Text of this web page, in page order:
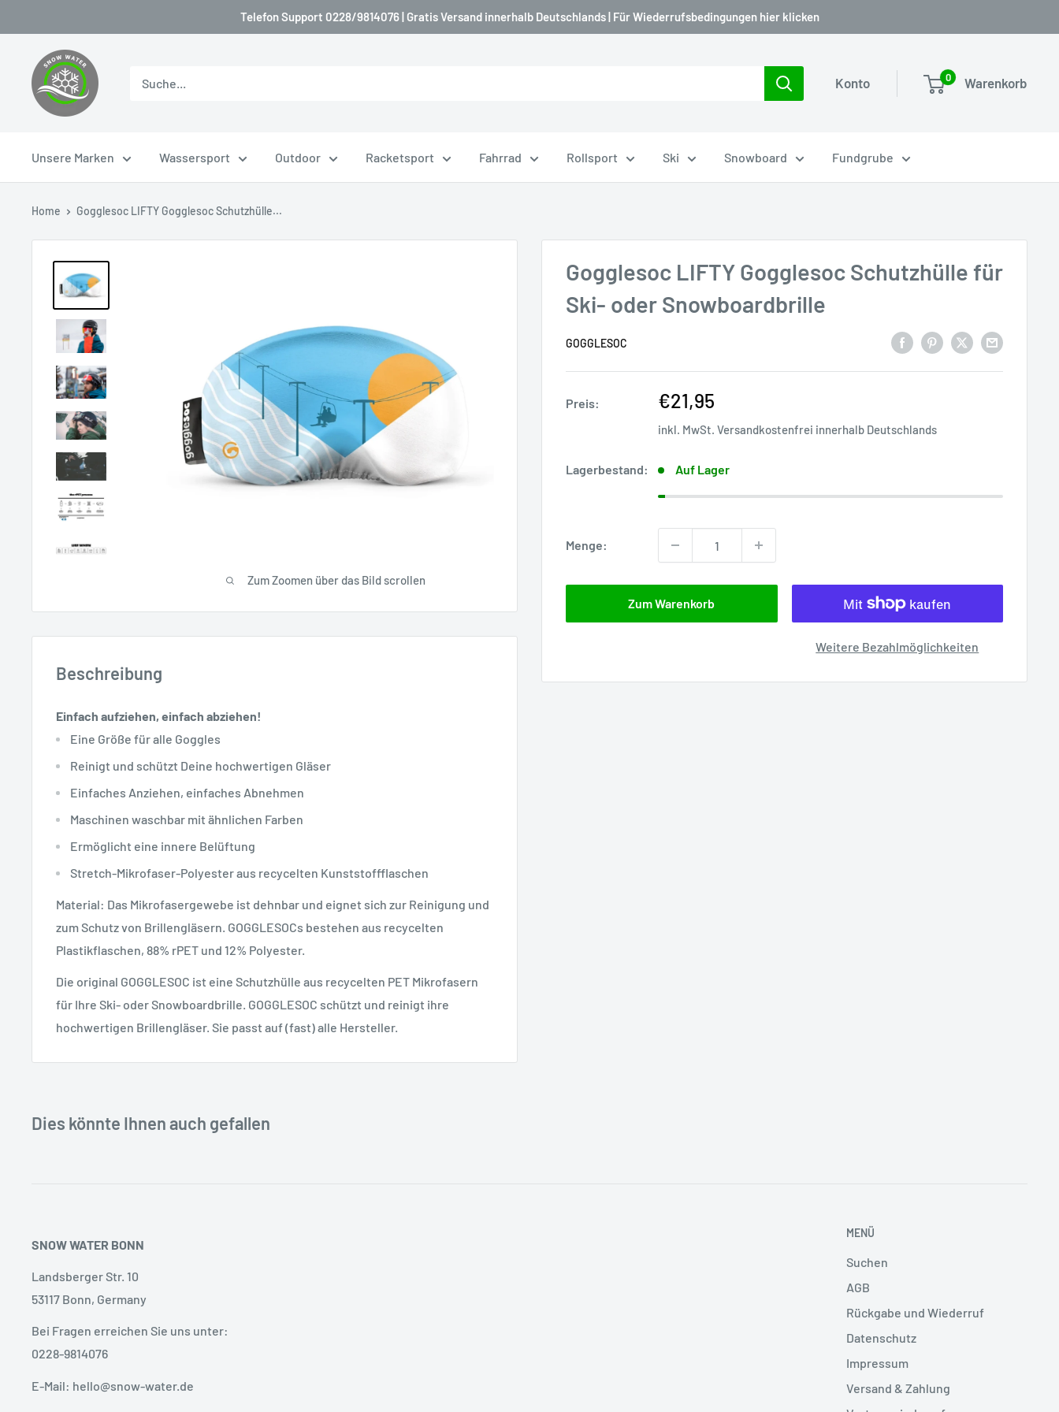
zum
Telefon Support 0228/9814076 | Gratis Versand innerhalb Deutschlands | Für Wiederrufsbedingungen hier klicken
snow-
water
Konto 0 Warenkorb
Unsere Marken Wassersport Outdoor Racketsport Fahrrad Rollsport Ski Snowboard Fundgrube
Home Gogglesoc LIFTY Gogglesoc Schutzhülle...
Zum Zoomen über das Bild scrollen
Gogglesoc LIFTY Gogglesoc Schutzhülle für
Ski- oder Snowboardbrille
GOGGLESOC
Preis: Sonderpreis
€21,95
inkl. MwSt. Versandkostenfrei innerhalb Deutschlands
Lagerbestand: Auf Lager
Menge:
Zum Warenkorb
Weitere Bezahlmöglichkeiten
Beschreibung
Einfach aufziehen, einfach abziehen!
Eine Größe für alle Goggles
Reinigt und schützt Deine hochwertigen Gläser
Einfaches Anziehen, einfaches Abnehmen
Maschinen waschbar mit ähnlichen Farben
Ermöglicht eine innere Belüftung
Stretch-Mikrofaser-Polyester aus recycelten Kunststoffflaschen
Material: Das Mikrofasergewebe ist dehnbar und eignet sich zur Reinigung und
zum Schutz von Brillengläsern. GOGGLESOCs bestehen aus recycelten
Plastikflaschen, 88% rPET und 12% Polyester.
Die original GOGGLESOC ist eine Schutzhülle aus recycelten PET Mikrofasern
für Ihre Ski- oder Snowboardbrille. GOGGLESOC schützt und reinigt ihre
hochwertigen Brillengläser. Sie passt auf (fast) alle Hersteller.
Dies könnte Ihnen auch gefallen
SNOW WATER BONN
Landsberger Str. 10
53117 Bonn, Germany
Bei Fragen erreichen Sie uns unter:
0228-9814076
E-Mail: hello@snow-water.de
MENÜ
Suchen
AGB
Rückgabe und Wiederruf
Datenschutz
Impressum
Versand & Zahlung